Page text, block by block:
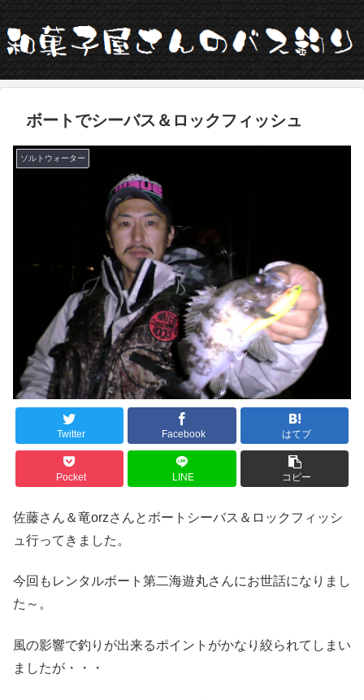
ボートでシーバス＆ロックフィッシュ
ソルトウォーター
Twitter Facebook はてブ
Pocket LINE コピー
佐藤さん＆竜orzさんとボートシーバス＆ロックフィッシ
ュ行ってきました。
今回もレンタルボート第二海遊丸さんにお世話になりまし
た～。
風の影響で釣りが出来るポイントがかなり絞られてしまい
ましたが・・・